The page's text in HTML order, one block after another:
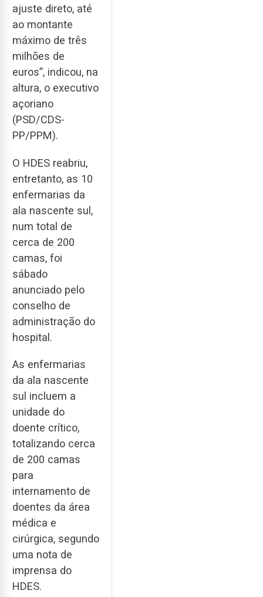
ajuste direto, até
ao montante
máximo de três
milhões de
euros”, indicou, na
altura, o executivo
açoriano
(PSD/CDS-
PP/PPM).
O HDES reabriu,
entretanto, as 10
enfermarias da
ala nascente sul,
num total de
cerca de 200
camas, foi
sábado
anunciado pelo
conselho de
administração do
hospital.
As enfermarias
da ala nascente
sul incluem a
unidade do
doente crítico,
totalizando cerca
de 200 camas
para
internamento de
doentes da área
médica e
cirúrgica, segundo
uma nota de
imprensa do
HDES.